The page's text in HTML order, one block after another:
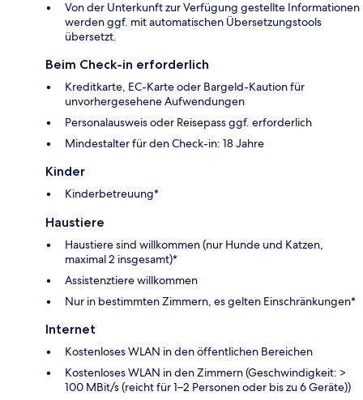
Von der Unterkunft zur Verfügung gestellte Informationen
werden ggf. mit automatischen Übersetzungstools
übersetzt.
Beim Check-in erforderlich
Kreditkarte, EC-Karte oder Bargeld-Kaution für
unvorhergesehene Aufwendungen
Personalausweis oder Reisepass ggf. erforderlich
Mindestalter für den Check-in: 18 Jahre
Kinder
Kinderbetreuung*
Haustiere
Haustiere sind willkommen (nur Hunde und Katzen,
maximal 2 insgesamt)*
Assistenztiere willkommen
Nur in bestimmten Zimmern, es gelten Einschränkungen*
Internet
Kostenloses WLAN in den öffentlichen Bereichen
Kostenloses WLAN in den Zimmern (Geschwindigkeit: >
100 MBit/s (reicht für 1–2 Personen oder bis zu 6 Geräte))